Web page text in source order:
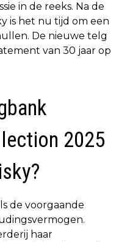
in de reeks. Na de
is het nu tijd om een
De nieuwe telg
van 30 jaar op
2025
de voorgaande
haar